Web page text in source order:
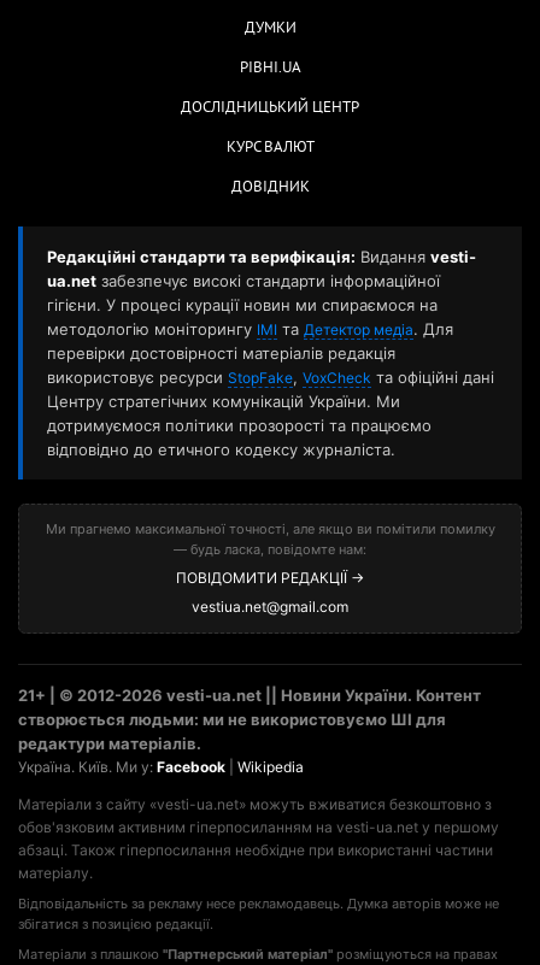
ДУМКИ
РІВНІ.UA
ДОСЛІДНИЦЬКИЙ ЦЕНТР
КУРС ВАЛЮТ
ДОВІДНИК
Редакційні стандарти та верифікація: Видання vesti-
ua.net забезпечує високі стандарти інформаційної
гігієни. У процесі курації новин ми спираємося на
методологію моніторингу ІМІ та Детектор медіа. Для
перевірки достовірності матеріалів редакція
використовує ресурси StopFake, VoxCheck та офіційні дані
Центру стратегічних комунікацій України. Ми
дотримуємося політики прозорості та працюємо
відповідно до етичного кодексу журналіста.
Ми прагнемо максимальної точності, але якщо ви помітили помилку
— будь ласка, повідомте нам:
ПОВІДОМИТИ РЕДАКЦІЇ →
vestiua.net@gmail.com
21+ | © 2012-2026 vesti-ua.net || Новини України. Контент
створюється людьми: ми не використовуємо ШІ для
редактури матеріалів.
Україна. Київ. Ми у: Facebook Wikipedia
Матеріали з сайту «vesti-ua.net» можуть вживатися безкоштовно з
обов'язковим активним гіперпосиланням на vesti-ua.net у першому
абзаці. Також гіперпосилання необхідне при використанні частини
матеріалу.
Відповідальність за рекламу несе рекламодавець. Думка авторів може не
збігатися з позицією редакції.
Матеріали з плашкою "Партнерський матеріал" розміщуються на правах